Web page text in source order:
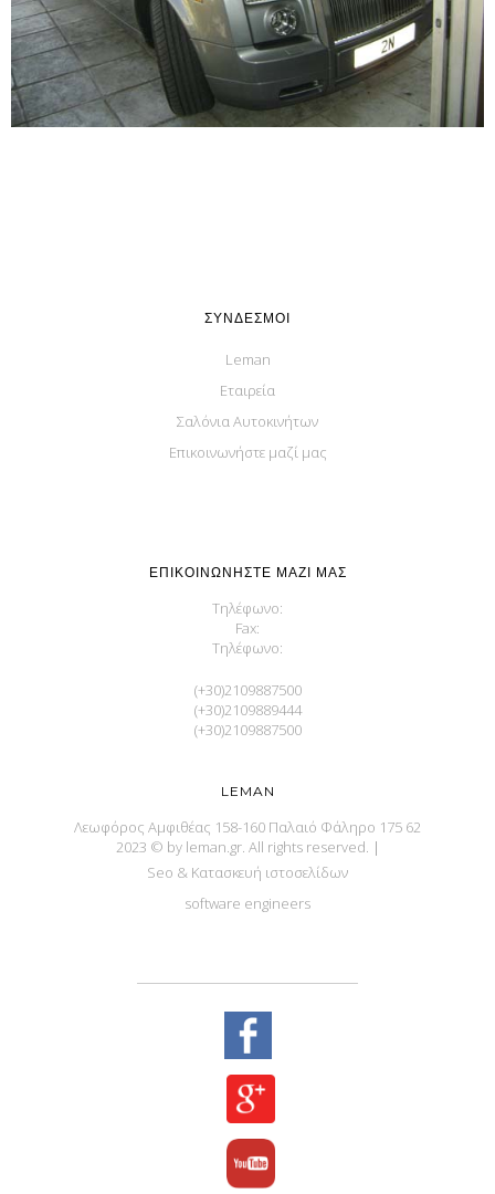
ΣΎΝΔΕΣΜΟΙ
Leman
Εταιρεία
Σαλόνια Αυτοκινήτων
Επικοινωνήστε μαζί μας
ΕΠΙΚΟΙΝΩΝΉΣΤΕ ΜΑΖΊ ΜΑΣ
Τηλέφωνο:
Fax:
Τηλέφωνο:
(+30)2109887500
(+30)2109889444
(+30)2109887500
LEMAN
Λεωφόρος Αμφιθέας 158-160 Παλαιό Φάληρο 175 62
2023 © by leman.gr. All rights reserved. |
Seo & Κατασκευή ιστοσελίδων
software engineers